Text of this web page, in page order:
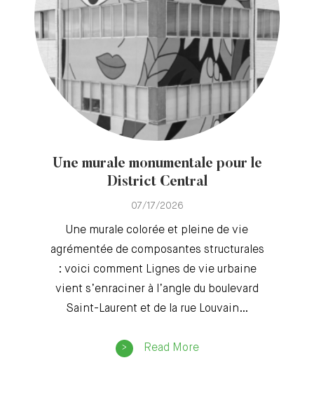
Une murale monumentale pour le
District Central
07/17/2026
Une murale colorée et pleine de vie
agrémentée de composantes structurales
: voici comment Lignes de vie urbaine
vient s’enraciner à l’angle du boulevard
Saint-Laurent et de la rue Louvain…
Read More